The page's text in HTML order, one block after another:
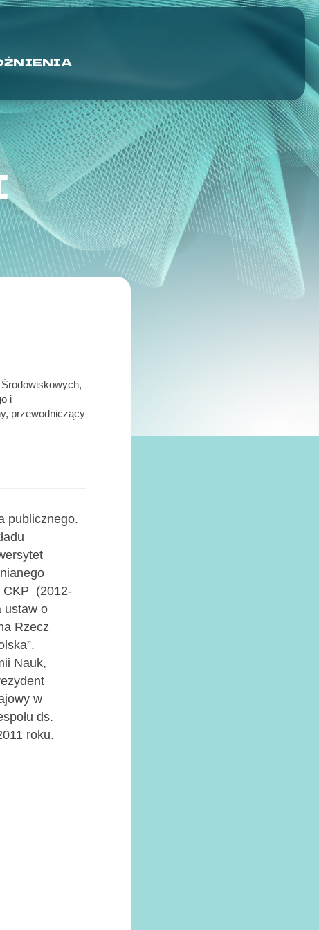
i
przewodniczący
publicznego.
CKP (2012-
ustaw o
Rzecz
Nauk,
w
ds.
roku.